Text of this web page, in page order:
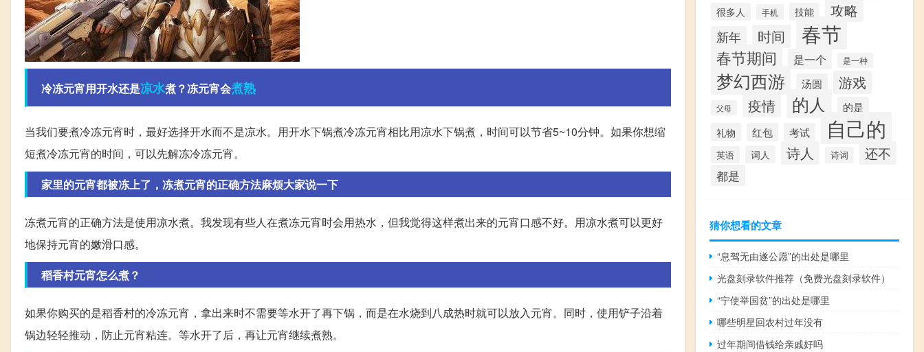
冷冻元宵用开水还是凉水煮？冻元宵会煮熟
当我们要煮冷冻元宵时，最好选择开水而不是凉水。用开水下锅煮冷冻元宵相比用凉水下锅煮，时间可以节省5~10分钟。如果你想缩
短煮冷冻元宵的时间，可以先解冻冷冻元宵。
家里的元宵都被冻上了，冻煮元宵的正确方法麻烦大家说一下
冻煮元宵的正确方法是使用凉水煮。我发现有些人在煮冻元宵时会用热水，但我觉得这样煮出来的元宵口感不好。用凉水煮可以更好
地保持元宵的嫩滑口感。
稻香村元宵怎么煮？
如果你购买的是稻香村的冷冻元宵，拿出来时不需要等水开了再下锅，而是在水烧到八成热时就可以放入元宵。同时，使用铲子沿着
锅边轻轻推动，防止元宵粘连。等水开了后，再让元宵继续煮熟。
很多人 手机 技能 攻略
新年 时间 春节
春节期间 是一个 是一种
梦幻西游 汤圆 游戏
父母 疫情 的人 的是
礼物 红包 考试 自己的
英语 词人 诗人 诗词 还不
都是
猜你想看的文章
“息驾无由遂公愿”的出处是哪里
光盘刻录软件推荐（免费光盘刻录软件）
“宁使举国贫”的出处是哪里
哪些明星回农村过年没有
过年期间借钱给亲戚好吗